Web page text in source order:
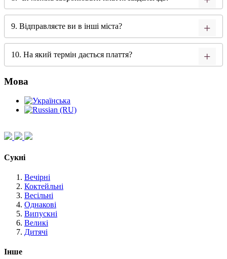
9. Відправляєте ви в інші міста?
10. На який термін дається плаття?
Мова
Сукні
Вечірні
Коктейльні
Весільні
Однакові
Випускні
Великі
Дитячі
Інше